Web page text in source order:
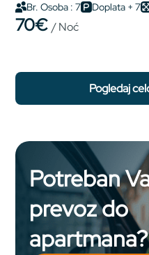
Br. Osoba : 7 Doplata + 7
70€/ Noć
pogledaj
Potreban
prevoz do
apartmana?